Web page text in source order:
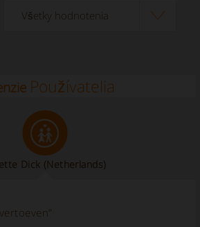
Používatelia
Dick (Netherlands)